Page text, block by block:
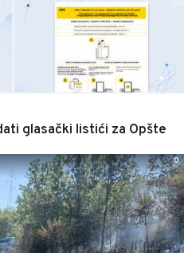
glasački listići za Opšte
0